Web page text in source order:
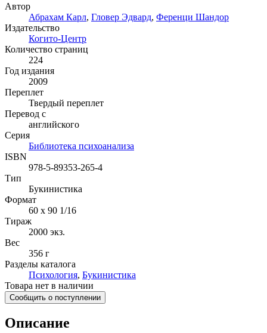
Автор
Абрахам Карл, Гловер Эдвард, Ференци Шандор
Издательство
Когито-Центр
Количество страниц
224
Год издания
2009
Переплет
Твердый переплет
Перевод с
английского
Серия
Библиотека психоанализа
ISBN
978-5-89353-265-4
Тип
Букинистика
Формат
60 x 90 1/16
Тираж
2000 экз.
Вес
356 г
Разделы каталога
Психология, Букинистика
Товара нет в наличии
Сообщить о поступлении
Описание